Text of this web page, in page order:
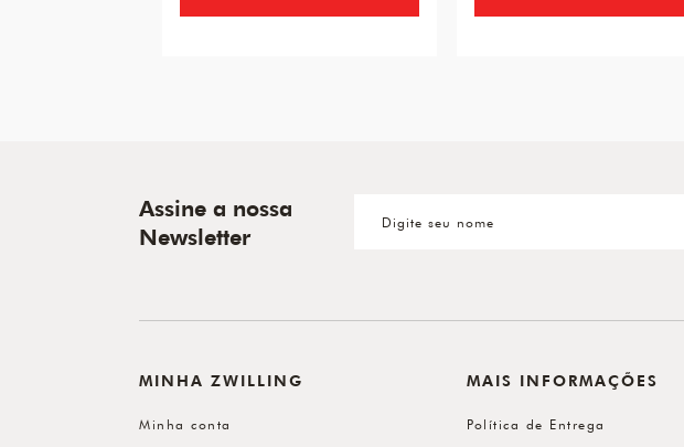
Assine a nossa
Newsletter
MINHA ZWILLING
Minha conta
MAIS INFORMAÇÕES
Política de Entrega